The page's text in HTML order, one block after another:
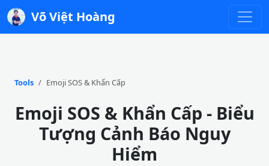
Võ Việt Hoàng
Tools Emoji SOS & Khẩn Cấp
Emoji SOS & Khẩn Cấp - Biểu
Tượng Cảnh Báo Nguy
Hiểm